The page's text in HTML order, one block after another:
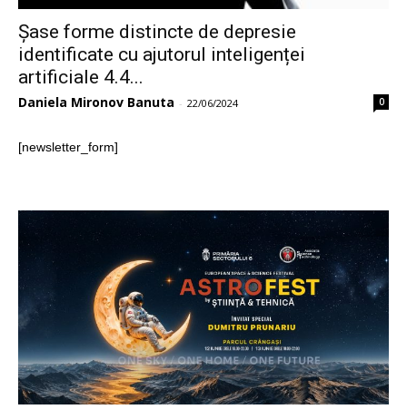
Șase forme distincte de depresie
identificate cu ajutorul inteligenței
artificiale 4.4...
Daniela Mironov Banuta - 22/06/2024 0
[newsletter_form]